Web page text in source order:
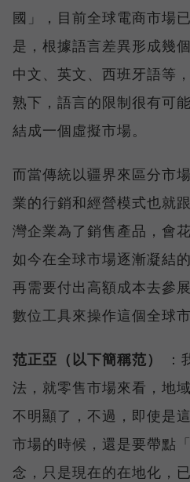
國」，目前全球電商市場
是，根據語言差異形成幾
中文、英文、西班牙語等
熟下，語言的限制很有可
結成一個虛擬市場。
而當傳統以疆界來區分市
業的行銷和經營模式也就
灣企業為了銷售產品，會
如今在全球市場逐漸凝結
再需要付出高額成本去參
數位工具來操作這個全球市
范正亞（以下簡稱范）
：
法，就零售市場來看，地
不明顯了，不過，即使是
市場的時候，還是要帶點
念，只是現在的在地化，